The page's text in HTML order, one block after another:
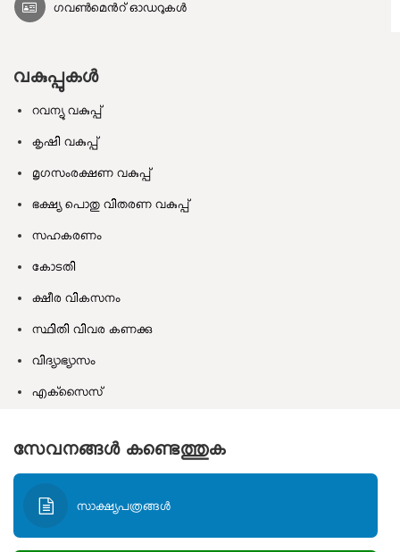
ഗവൺമെൻറ് ഓഡറുകൾ
വകുപ്പുകൾ
റവന്യു വകുപ്പ്
കൃഷി വകുപ്പ്
മൃഗസംരക്ഷണ വകുപ്പ്
ഭക്ഷ്യ പൊതു വിതരണ വകുപ്പ്
സഹകരണം
കോടതി
ക്ഷീര വികസനം
സ്ഥിതി വിവര കണക്കു
വിദ്യാഭ്യാസം
എക്‌സൈസ്
സേവനങ്ങള്‍ കണ്ടെത്തുക
സാക്ഷ്യപത്രങ്ങള്‍